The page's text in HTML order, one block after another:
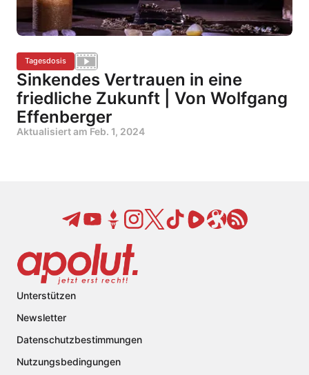
Tagesdosis
Sinkendes Vertrauen in eine
friedliche Zukunft | Von Wolfgang
Effenberger
Aktualisiert am Feb. 1, 2024
Unterstützen
Newsletter
Datenschutzbestimmungen
Nutzungsbedingungen